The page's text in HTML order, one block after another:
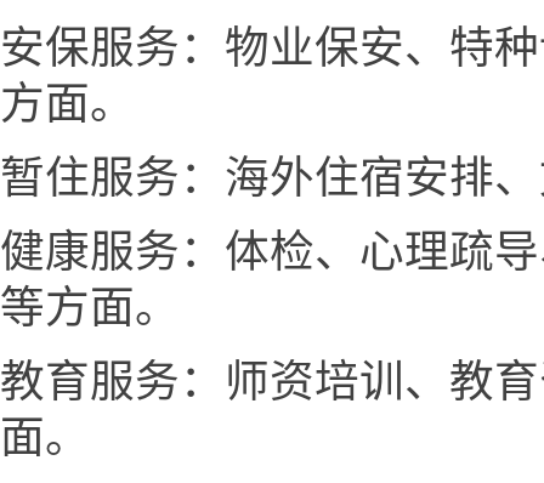
安保服务：物业保安、特
方面。
暂住服务：海外住宿安排
健康服务：体检、心理疏
等方面。
教育服务：师资培训、教
面。